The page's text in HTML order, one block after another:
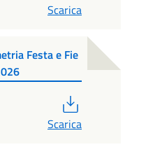
Scarica
Festa e Fie
Scarica